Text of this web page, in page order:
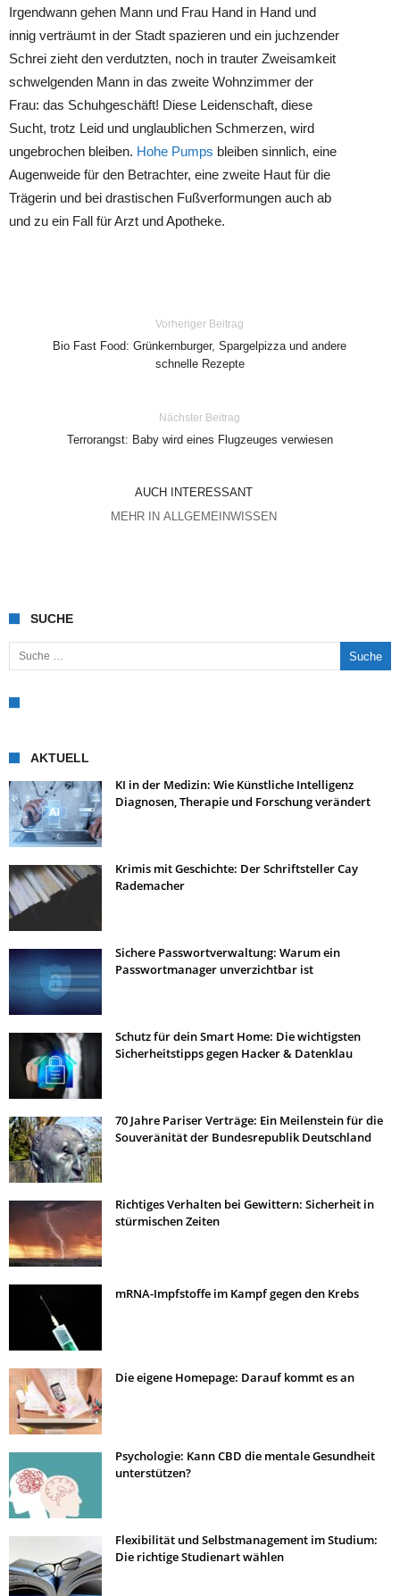
Irgendwann gehen Mann und Frau Hand in Hand und
innig verträumt in der Stadt spazieren und ein juchzender
Schrei zieht den verdutzten, noch in trauter Zweisamkeit
schwelgenden Mann in das zweite Wohnzimmer der
Frau: das Schuhgeschäft! Diese Leidenschaft, diese
Sucht, trotz Leid und unglaublichen Schmerzen, wird
ungebrochen bleiben. Hohe Pumps bleiben sinnlich, eine
Augenweide für den Betrachter, eine zweite Haut für die
Trägerin und bei drastischen Fußverformungen auch ab
und zu ein Fall für Arzt und Apotheke.
Vorheriger Beitrag
Bio Fast Food: Grünkernburger, Spargelpizza und andere
schnelle Rezepte
Nächster Beitrag
Terrorangst: Baby wird eines Flugzeuges verwiesen
AUCH INTERESSANT
MEHR IN ALLGEMEINWISSEN
SUCHE
Suche nach:
AKTUELL
KI in der Medizin: Wie Künstliche Intelligenz
Diagnosen, Therapie und Forschung verändert
Krimis mit Geschichte: Der Schriftsteller Cay
Rademacher
Sichere Passwortverwaltung: Warum ein
Passwortmanager unverzichtbar ist
Schutz für dein Smart Home: Die wichtigsten
Sicherheitstipps gegen Hacker & Datenklau
70 Jahre Pariser Verträge: Ein Meilenstein für die
Souveränität der Bundesrepublik Deutschland
Richtiges Verhalten bei Gewittern: Sicherheit in
stürmischen Zeiten
mRNA-Impfstoffe im Kampf gegen den Krebs
Die eigene Homepage: Darauf kommt es an
Psychologie: Kann CBD die mentale Gesundheit
unterstützen?
Flexibilität und Selbstmanagement im Studium:
Die richtige Studienart wählen